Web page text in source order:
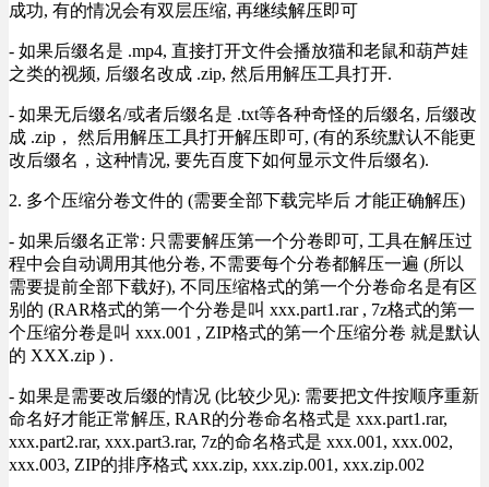
成功, 有的情况会有双层压缩, 再继续解压即可
- 如果后缀名是 .mp4, 直接打开文件会播放猫和老鼠和葫芦娃
之类的视频, 后缀名改成 .zip, 然后用解压工具打开.
- 如果无后缀名/或者后缀名是 .txt等各种奇怪的后缀名, 后缀改
成 .zip， 然后用解压工具打开解压即可, (有的系统默认不能更
改后缀名，这种情况, 要先百度下如何显示文件后缀名).
2. 多个压缩分卷文件的 (需要全部下载完毕后 才能正确解压)
- 如果后缀名正常: 只需要解压第一个分卷即可, 工具在解压过
程中会自动调用其他分卷, 不需要每个分卷都解压一遍 (所以
需要提前全部下载好), 不同压缩格式的第一个分卷命名是有区
别的 (RAR格式的第一个分卷是叫 xxx.part1.rar , 7z格式的第一
个压缩分卷是叫 xxx.001 , ZIP格式的第一个压缩分卷 就是默认
的 XXX.zip ) .
- 如果是需要改后缀的情况 (比较少见): 需要把文件按顺序重新
命名好才能正常解压, RAR的分卷命名格式是 xxx.part1.rar,
xxx.part2.rar, xxx.part3.rar, 7z的命名格式是 xxx.001, xxx.002,
xxx.003, ZIP的排序格式 xxx.zip, xxx.zip.001, xxx.zip.002